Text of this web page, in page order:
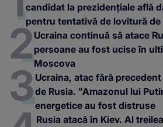
candidat la prezidențiale află
pentru tentativă de lovitură
Ucraina continuă să atace
persoane au fost ucise în
Moscova
Ucraina, atac fără
de Rusia. "Amazonul lui
energetice au fost distruse
Rusia atacă în Kiev. Al